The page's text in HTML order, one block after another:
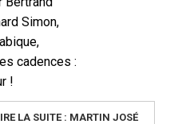
Simon,
cadences :
!
LA SUITE : MARTIN JOSÉ